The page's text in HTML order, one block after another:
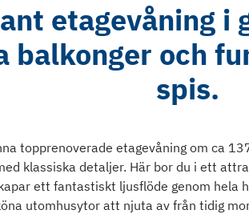
etagevåning i
balkonger och
spis.
topprenoverade etagevåning om ca
klassiska detaljer. Här bor du i ett
ett fantastiskt ljusflöde genom hela
utomhusytor att njuta av från tidig